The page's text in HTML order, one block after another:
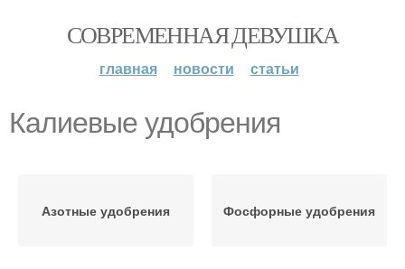
СОВРЕМЕННАЯ ДЕВУШКА
главная новости статьи
Калиевые удобрения
Азотные удобрения Фосфорные удобрения